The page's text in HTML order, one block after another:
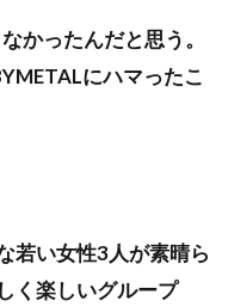
かったんだと思う。
にハマったこ
若い女性3人が素晴ら
く楽しいグループ